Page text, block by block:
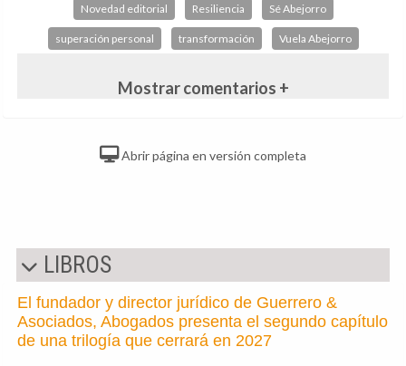
Novedad editorial Resiliencia Sé Abejorro
superación personal transformación Vuela Abejorro
Mostrar comentarios +
Abrir página en versión completa
LIBROS
El fundador y director jurídico de Guerrero &
Asociados, Abogados presenta el segundo capítulo
de una trilogía que cerrará en 2027